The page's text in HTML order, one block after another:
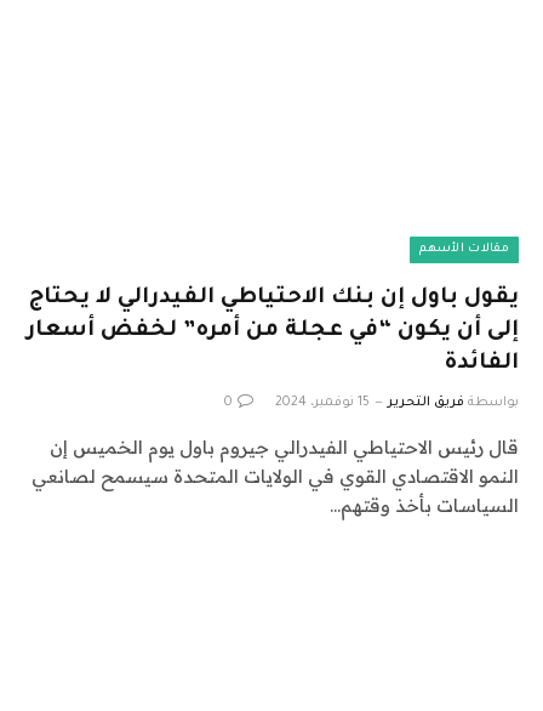
مقالات الأسهم
يقول باول إن بنك الاحتياطي الفيدرالي لا يحتاج
إلى أن يكون “في عجلة من أمره” لخفض أسعار
الفائدة
بواسطة فريق التحرير 15 نوفمبر، 2024 0
قال رئيس الاحتياطي الفيدرالي جيروم باول يوم الخميس إن
النمو الاقتصادي القوي في الولايات المتحدة سيسمح لصانعي
السياسات بأخذ وقتهم…